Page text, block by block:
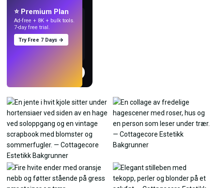
⭐ Premium Plan
Ad-free + 8K + bulk tools.
7-day free trial.
Try Free 7 Days →